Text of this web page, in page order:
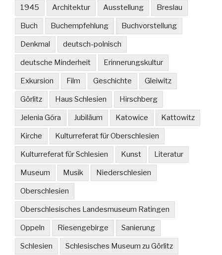
1945 Architektur Ausstellung Breslau
Buch Buchempfehlung Buchvorstellung
Denkmal deutsch-polnisch
deutsche Minderheit Erinnerungskultur
Exkursion Film Geschichte Gleiwitz
Görlitz Haus Schlesien Hirschberg
Jelenia Góra Jubiläum Katowice Kattowitz
Kirche Kulturreferat für Oberschlesien
Kulturreferat für Schlesien Kunst Literatur
Museum Musik Niederschlesien
Oberschlesien
Oberschlesisches Landesmuseum Ratingen
Oppeln Riesengebirge Sanierung
Schlesien Schlesisches Museum zu Görlitz